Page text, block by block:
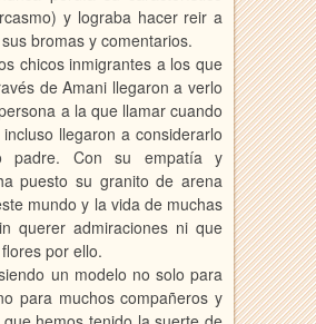
y lograba hacer reir a
bromas y comentarios.
chicos inmigrantes a los que
de Amani llegaron a verlo
a la que llamar cuando
llegaron a considerarlo
padre. Con su empatía y
puesto su granito de arena
mundo y la vida de muchas
querer admiraciones ni que
por ello.
un modelo no solo para
para muchos compañeros y